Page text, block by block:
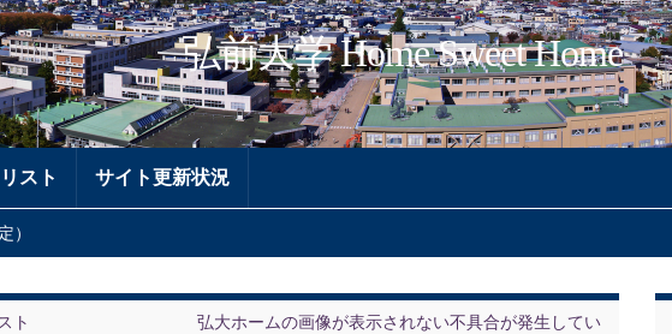
弘前大学 Home Sweet Home
スト サイト更新状況
）
ト
弘大ホームの画像が表示されない不具合が発生してい